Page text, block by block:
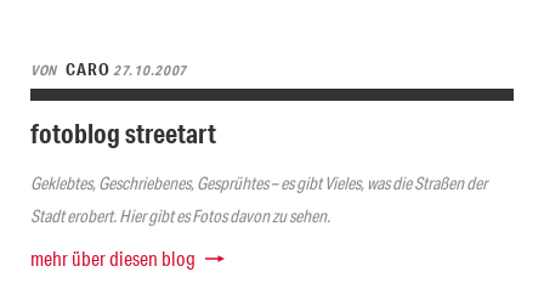
VON CARO27.10.2007
fotoblog streetart
Geklebtes, Geschriebenes, Gesprühtes – es gibt Vieles, was die Straßen der
Stadt erobert. Hier gibt es Fotos davon zu sehen.
mehr über diesen blog